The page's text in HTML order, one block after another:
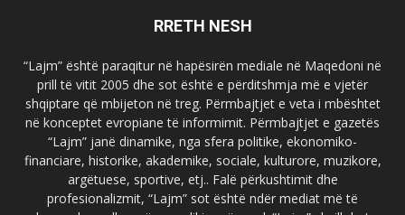
RRETH NESH
“Lajm” është paraqitur në hapësirën mediale në Maqedoni në
prill të vitit 2005 dhe sot është e përditshmja më e vjetër
shqiptare që mbijeton në treg. Përmbajtjet e veta i mbështet
në konceptet evropiane të informimit. Përmbajtjet e gazetës
“Lajm” janë dinamike, nga sfera politike, ekonomiko-
financiare, historike, akademike, sociale, kulturore, muzikore,
argëtuese, sportive, etj.. Falë përkushtimit dhe
profesionalizmit, “Lajm” sot është ndër mediat më të